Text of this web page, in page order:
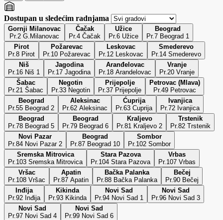
Dostupan u sledećim radnjama
Gornji Milanovac
Pr.2 G.Milanovac
Čačak
Pr.4 Čačak
Užice
Pr.6 Užice
Beograd
Pr.7 Beograd 1
Pirot
Pr.8 Pirot
Požarevac
Pr.10 Požarevac
Leskovac
Pr.12 Leskovac
Smederevo
Pr.14 Smederevo
Niš
Pr.16 Niš 1
Jagodina
Pr.17 Jagodina
Aranđelovac
Pr.18 Arandelovac
Vranje
Pr.20 Vranje
Šabac
Pr.21 Šabac
Negotin
Pr.33 Negotin
Prijepolje
Pr.37 Prijepolje
Petrovac (Mlava)
Pr.49 Petrovac
Beograd
Pr.55 Beograd 2
Aleksinac
Pr.62 Aleksinac
Ćuprija
Pr.63 Cuprija
Ivanjica
Pr.72 Ivanjica
Beograd
Pr.78 Beograd 5
Beograd
Pr.79 Beograd 6
Kraljevo
Pr.81 Kraljevo 2
Trstenik
Pr.82 Trstenik
Novi Pazar
Pr.84 Novi Pazar 2
Beograd
Pr.87 Beograd 10
Sombor
Pr.102 Sombor
Sremska Mitrovica
Pr.103 Sremska Mitrovica
Stara Pazova
Pr.104 Stara Pazova
Vrbas
Pr.107 Vrbas
Vršac
Pr.108 Vršac
Apatin
Pr.87 Apatin
Bačka Palanka
Pr.88 Bačka Palanka
Bečej
Pr.90 Bečej
Inđija
Pr.92 Inđija
Kikinda
Pr.93 Kikinda
Novi Sad
Pr.94 Novi Sad 1
Novi Sad
Pr.96 Novi Sad 3
Novi Sad
Pr.97 Novi Sad 4
Novi Sad
Pr.99 Novi Sad 6